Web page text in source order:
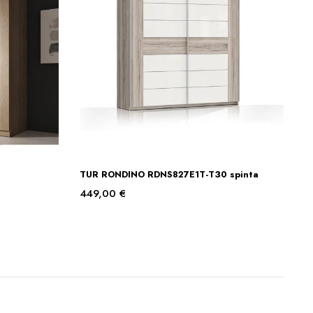
Į KREPŠELĮ
TUR RONDINO RDNS827E1T-T30 spinta
449,00€